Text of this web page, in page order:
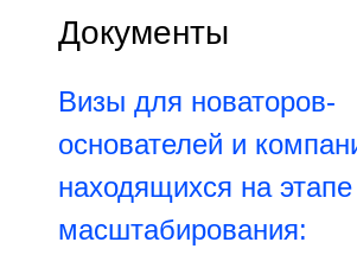
Документы
Визы для новаторов-
основателей и
находящихся на этапе
масштабирования: